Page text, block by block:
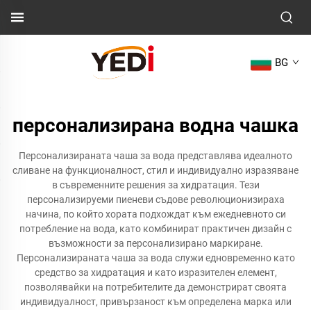
BG
персонализирана водна чашка
Персонализираната чаша за вода представлява идеалното
сливане на функционалност, стил и индивидуално изразяване
в съвременните решения за хидратация. Тези
персонализируеми пиеневи съдове революционизираха
начина, по който хората подхождат към ежедневното си
потребление на вода, като комбинират практичен дизайн с
възможности за персонализирано маркиране.
Персонализираната чаша за вода служи едновременно като
средство за хидратация и като изразителен елемент,
позволявайки на потребителите да демонстрират своята
индивидуалност, привързаност към определена марка или